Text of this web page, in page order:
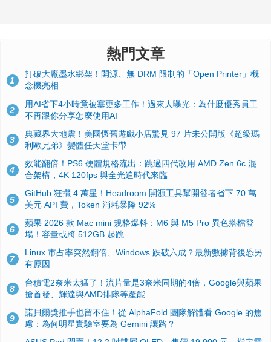
熱門文章
1
打破大廠墨水綁架！開源、無 DRM 限制的「Open Printer」概
念機亮相
2
用AI省下4小時竟被塞更多工作！過來人曝光：為什麼優秀員工
不再跟你分享怎麼使用AI
3
典藏界大地震！美國懷舊遊戲小店驚見 97 片未公開版《超級瑪
利歐兄弟》變體任天堂卡帶
4
效能翻倍！PS6 硬體規格流出：跳過四代改用 AMD Zen 6c 混
合架構，4K 120fps 與全光追時代來臨
5
GitHub 狂攬 4 萬星！Headroom 開源工具幫開發者省下 70 萬
美元 API 費，Token 消耗暴降 92%
6
蘋果 2026 款 Mac mini 規格爆料：M6 與 M5 Pro 異色搭檔登
場！容量或將 512GB 起跳
7
Linux 市占率突然翻倍、Windows 跌破六成？最新數據背後恐另
有原因
8
台積電2奈米太猛了！流片量是3奈米同期的4倍，Google與蘋果
搶首發、輝達與AMD排隊等產能
9
諾貝爾獎推手也留不住！從 AlphaFold 團隊解體看 Google 的焦
慮：為何明星實驗室要為 Gemini 讓路？